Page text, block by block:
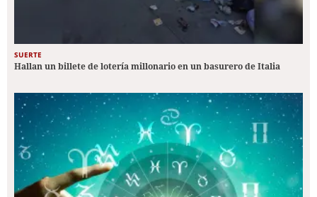
SUERTE
Hallan un billete de lotería millonario en un basurero de Italia